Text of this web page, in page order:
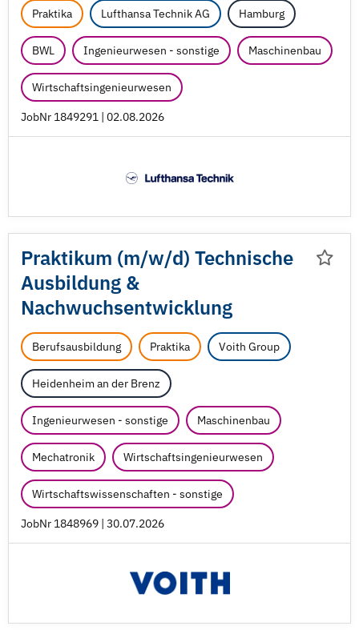
Praktika Lufthansa Technik AG Hamburg
BWL Ingenieurwesen - sonstige Maschinenbau
Wirtschaftsingenieurwesen
JobNr 1849291 | 02.08.2026
Praktikum (m/w/d) Technische
Ausbildung &
Nachwuchsentwicklung
Berufsausbildung Praktika Voith Group
Heidenheim an der Brenz
Ingenieurwesen - sonstige Maschinenbau
Mechatronik Wirtschaftsingenieurwesen
Wirtschaftswissenschaften - sonstige
JobNr 1848969 | 30.07.2026